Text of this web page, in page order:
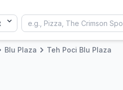
Blu Plaza Teh Poci Blu Plaza